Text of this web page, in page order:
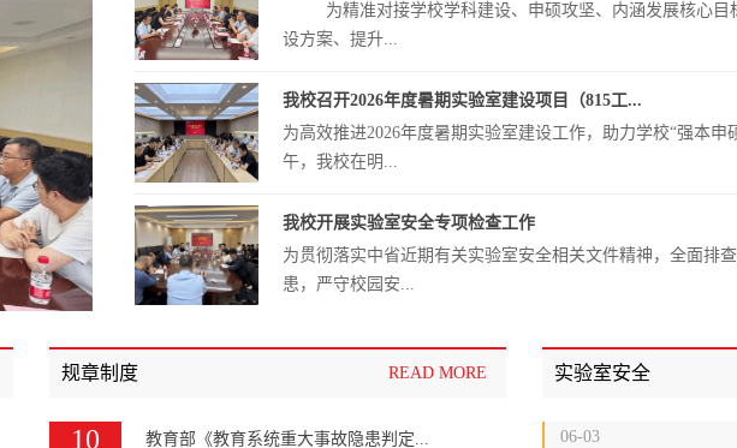
为精准对接学校学科建设、申硕攻坚、内涵发展核心目
设方案、提升...
我校召开2026年度暑期实验室建设项目（815工...
为高效推进2026年度暑期实验室建设工作，助力学校“强本申
午，我校在明...
我校开展实验室安全专项检查工作
为贯彻落实中省近期有关实验室安全相关文件精神，全面排
患，严守校园安...
学校开展信息化教学产品参观体验活动
为加快信息技术与课堂教学、实验实训、人才培养的深度融
规章制度 READ MORE
10 教育部《教育系统重大事故隐患判定...
实验室安全
06-03